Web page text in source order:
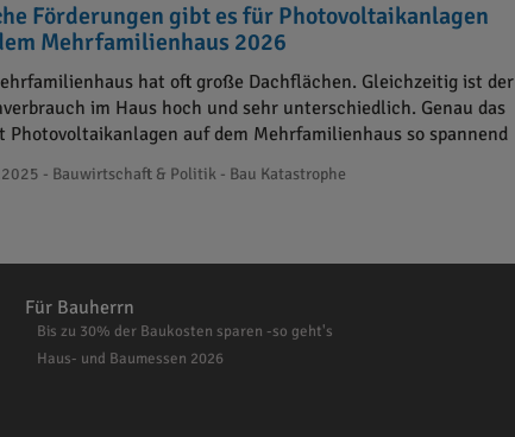
Förderungen gibt es für Photovoltaikanlagen
Mehrfamilienhaus 2026
hat oft große Dachflächen. Gleichzeitig ist der
im Haus hoch und sehr unterschiedlich. Genau das
Photovoltaikanlagen auf dem Mehrfamilienhaus so spannend
- Bauwirtschaft & Politik - Bau Katastrophe
Für Bauherrn
Bis zu 30% der Baukosten sparen -so geht's
Haus- und Baumessen 2026